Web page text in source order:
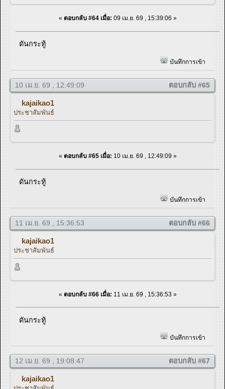
« ตอบกลับ #64 เมื่อ: 09 เม.ย. 69 , 15:39:06 »
ดันกระทู้
บันทึกการเข้า
10 เม.ย. 69 , 12:49:09 ตอบกลับ #65
kajaikao1
ประชาสัมพันธ์
« ตอบกลับ #65 เมื่อ: 10 เม.ย. 69 , 12:49:09 »
ดันกระทู้
บันทึกการเข้า
11 เม.ย. 69 , 15:36:53 ตอบกลับ #66
kajaikao1
ประชาสัมพันธ์
« ตอบกลับ #66 เมื่อ: 11 เม.ย. 69 , 15:36:53 »
ดันกระทู้
บันทึกการเข้า
12 เม.ย. 69 , 19:08:47 ตอบกลับ #67
kajaikao1